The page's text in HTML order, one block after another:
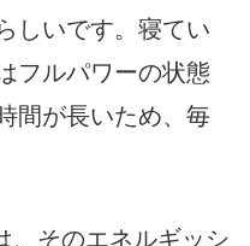
しいです。寝てい
フルパワーの状態
間が長いため、毎
、そのエネルギッシ